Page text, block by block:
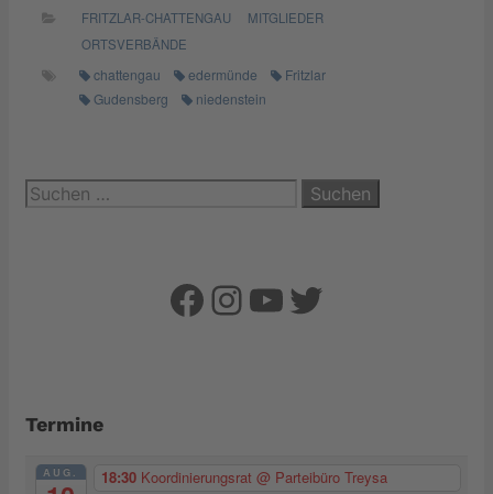
FRITZLAR-CHATTENGAU
MITGLIEDER
ORTSVERBÄNDE
chattengau edermünde
Fritzlar
Gudensberg
niedenstein
Suchen
nach:
Facebook
Instagram
YouTube
Twitter
Termine
AUG. 18:30 Koordinierungsrat @ Parteibüro Treysa